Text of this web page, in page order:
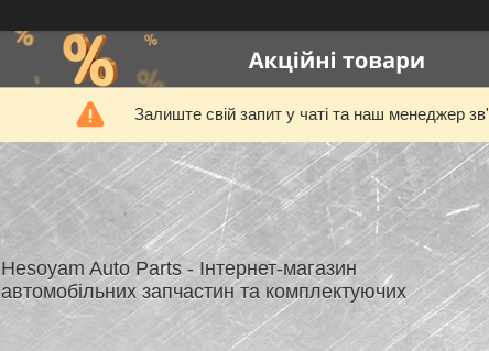
Залиште свій запит у чаті та наш менеджер
Hesoyam Auto Parts - Інтернет-магазин
автомобільних запчастин та комплектуючих